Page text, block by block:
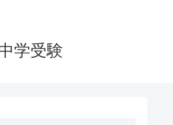
学受験